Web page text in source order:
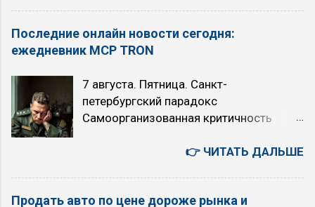
многие рекомендуют никогда не
выключать O/D, за исключением
разгон (например, кого-то обогнать или
активно проехать по городу) Когда НЕ
рекомендуется использовать режим
падение давления масла, проблемы с
электрикой, незакрытые двери. Всегда
Красный восклицательный знак в круге,
буква P в круге или надпись BRAKE
Включен ручной тормоз, низкий
колодок или другие проблемы в
жидкости (мигание указывает на сбой)
Последние онлайн новости сегодня:
ежедневник MCP TRON
7 августа. Пятница. Санкт-
петербургский парадокс
Самоорганизованная критичность
Искусственный Интеллект или ядерный
автомобили, авто аукционы, история,
👉 ЧИТАТЬ ДАЛЬШЕ
Продать авто по цене дороже рынка и